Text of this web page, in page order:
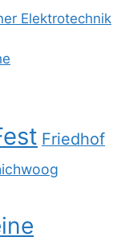
Elektrotechnik
Friedhof